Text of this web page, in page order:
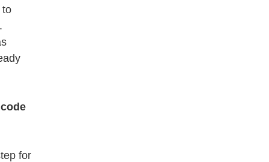
to
for